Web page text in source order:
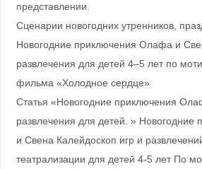
представлении.
Сценарии новогодних утренников,
Новогодние приключения Олафа и
развлечения для детей 4–5 лет по
фильма «Холодное сердце»
Статья «Новогодние приключения
развлечения для детей. »
и Свена Калейдоскоп игр и
театрализации для детей 4-5 лет По